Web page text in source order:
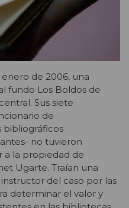
de 2006, una
fundo Los Boldos de
Sus siete
de
bibliográficos
no tuvieron
a la propiedad de
Ugarte. Traían una
del caso por las
determinar el valor y